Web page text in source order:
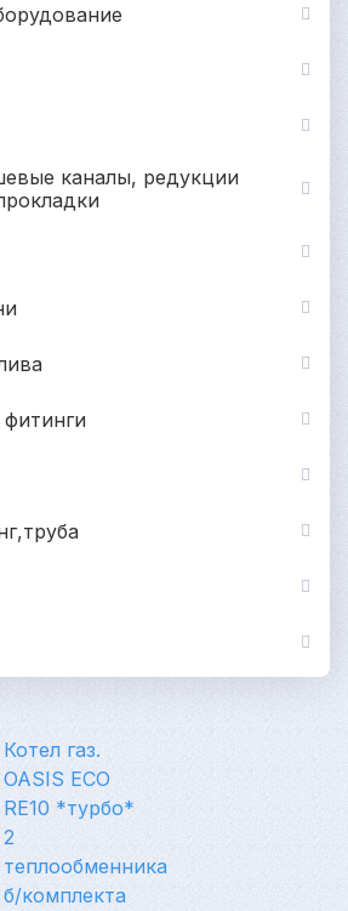
каналы, редукции
Котел газ.
OASIS ECO
RE10 *турбо*
2
теплообменника
б/комплекта